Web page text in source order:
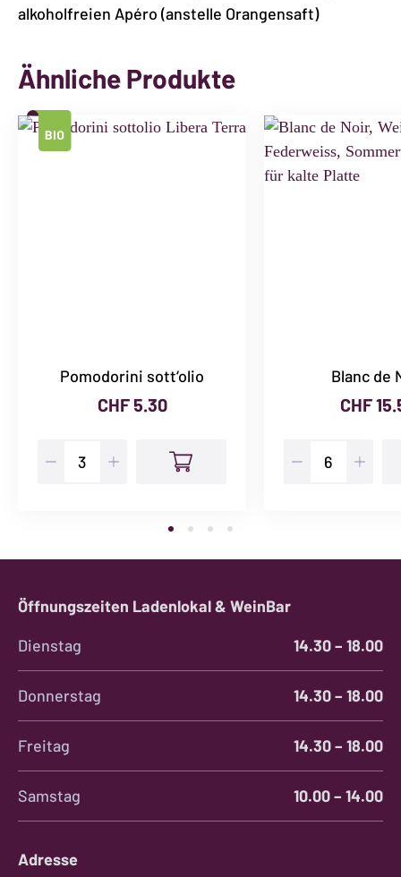
alkoholfreien Apéro (anstelle Orangensaft)
Ähnliche Produkte
Pomodorini sott‘olio
CHF5.30
Pomodorini
Blanc de
CHF
Öffnungszeiten Ladenlokal & WeinBar
Dienstag
14.30 – 18.00
Donnerstag 14.30 – 18.00
Freitag 14.30 – 18.00
Samstag 10.00 – 14.00
Adresse